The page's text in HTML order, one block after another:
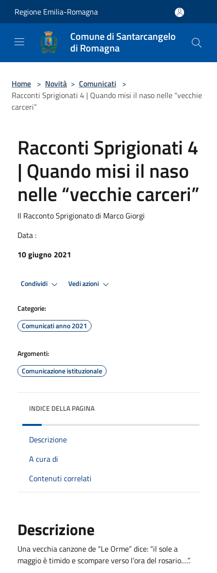
Regione Emilia-Romagna
Comune di Santarcangelo
di Romagna
Home > Novità > Comunicati >
Racconti Sprigionati 4 | Quando misi il naso nelle “vecchie
carceri”
Racconti Sprigionati 4
| Quando misi il naso
nelle “vecchie carceri”
Il Racconto Sprigionato di Marco Giorgi
Data :
10 giugno 2021
Condividi Vedi azioni
Categorie:
Comunicati anno 2021
Argomenti:
Comunicazione istituzionale
INDICE DELLA PAGINA
Descrizione
A cura di
Contenuti correlati
Descrizione
Una vecchia canzone de “Le Orme” dice: “il sole a
maggio è timido e scompare verso l’ora del rosario….”.